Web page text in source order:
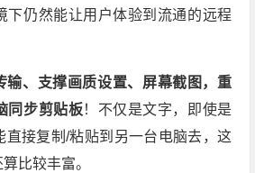
下仍然能让用户体验到流通的远程
输、支撑画质设置、屏幕截图，重
同步剪贴板！不仅是文字，即使是
直接复制/粘贴到另一台电脑去，这
比较丰富。